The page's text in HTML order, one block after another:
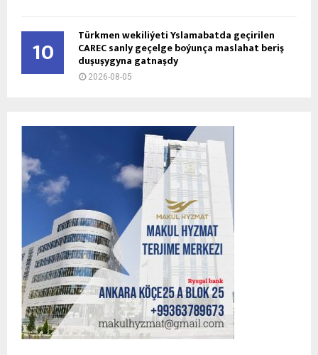
10 Türkmen wekiliýeti Yslamabatda geçirilen
CAREC sanly geçelge boýunça maslahat beriş
duşuşygyna gatnaşdy
2026-08-05